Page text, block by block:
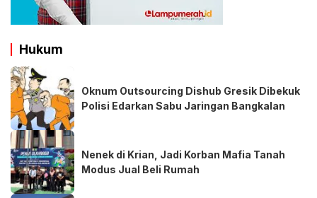
Hukum
Oknum Outsourcing Dishub Gresik Dibekuk
Polisi Edarkan Sabu Jaringan Bangkalan
Nenek di Krian, Jadi Korban Mafia Tanah
Modus Jual Beli Rumah